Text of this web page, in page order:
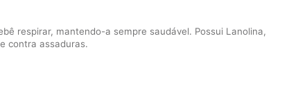
respirar, mantendo-a sempre saudável. Possui Lanolina,
contra assaduras.